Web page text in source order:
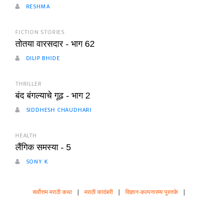
RESHMA
FICTION STORIES
तोतया वारसदार - भाग 62
DILIP BHIDE
THRILLER
बंद बंगल्याचे गूढ - भाग 2
SIDDHESH CHAUDHARI
HEALTH
लैंगिक समस्या - 5
SONY K
सर्वोत्तम मराठी कथा | मराठी कादंबरी | विज्ञान-कल्पनारम्य पुस्तके |